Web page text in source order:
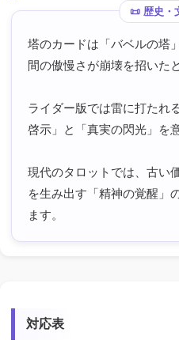
塔のカードは「バベルの塔
間の傲慢さが崩壊を招いた
ライダー版では雷に打たれ
啓示」と「真実の閃光」を
現代のタロットでは、古い
を生み出す「精神の覚醒」
ます。
対応表